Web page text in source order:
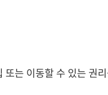
는 이동할 수 있는 권리